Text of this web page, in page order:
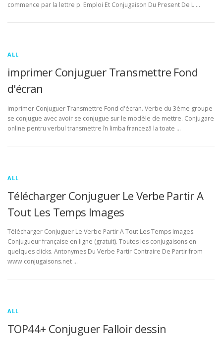
commence par la lettre p. Emploi Et Conjugaison Du Present De L …
ALL
imprimer Conjuguer Transmettre Fond
d'écran
imprimer Conjuguer Transmettre Fond d'écran. Verbe du 3ème groupe
se conjugue avec avoir se conjugue sur le modèle de mettre. Conjugare
online pentru verbul transmettre în limba franceză la toate …
ALL
Télécharger Conjuguer Le Verbe Partir A
Tout Les Temps Images
Télécharger Conjuguer Le Verbe Partir A Tout Les Temps Images.
Conjugueur française en ligne (gratuit). Toutes les conjugaisons en
quelques clicks. Antonymes Du Verbe Partir Contraire De Partir from
www.conjugaisons.net …
ALL
TOP44+ Conjuguer Falloir dessin